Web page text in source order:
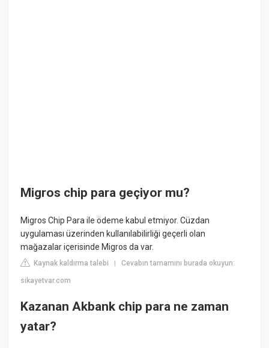
Migros chip para geçiyor mu?
Migros Chip Para ile ödeme kabul etmiyor. Cüzdan
uygulaması üzerinden kullanılabilirliği geçerli olan
mağazalar içerisinde Migros da var.
Kaynak kaldırma talebi |Cevabın tamamını burada okuyun:
sikayetvar.com
Kazanan Akbank chip para ne zaman
yatar?